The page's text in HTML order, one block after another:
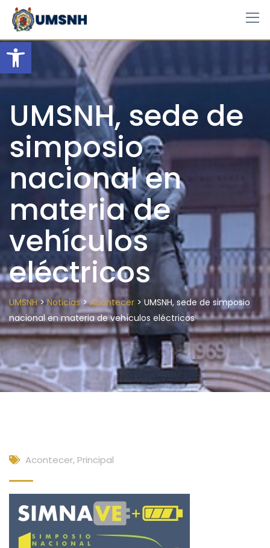
Open toolbar
Skip
content
UMSNH, sede de
simposio
nacional en
materia de
vehículos
eléctricos
UMSNH>Noticias>Acontecer > UMSNH, sede de simposio
nacional en materia de vehículos eléctricos
Acontecer, Principal